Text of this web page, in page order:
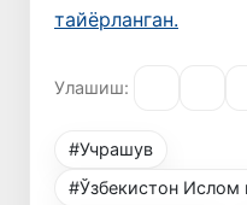
тайёрланган.
Улашиш:
#Учрашув
#Ўзбекистон Ислом